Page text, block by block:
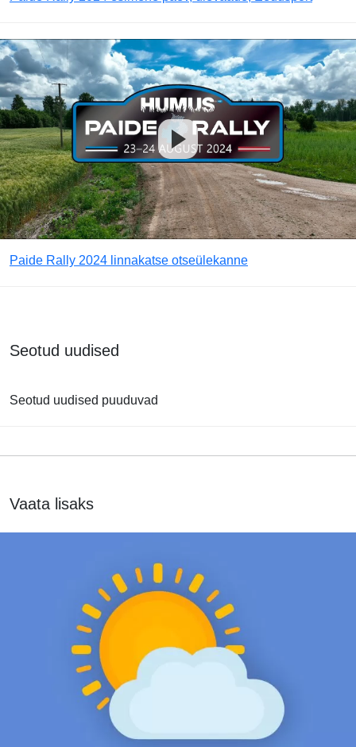
Paide Rally 2024 linnakatse otseülekanne
Seotud uudised
Seotud uudised puuduvad
Vaata lisaks